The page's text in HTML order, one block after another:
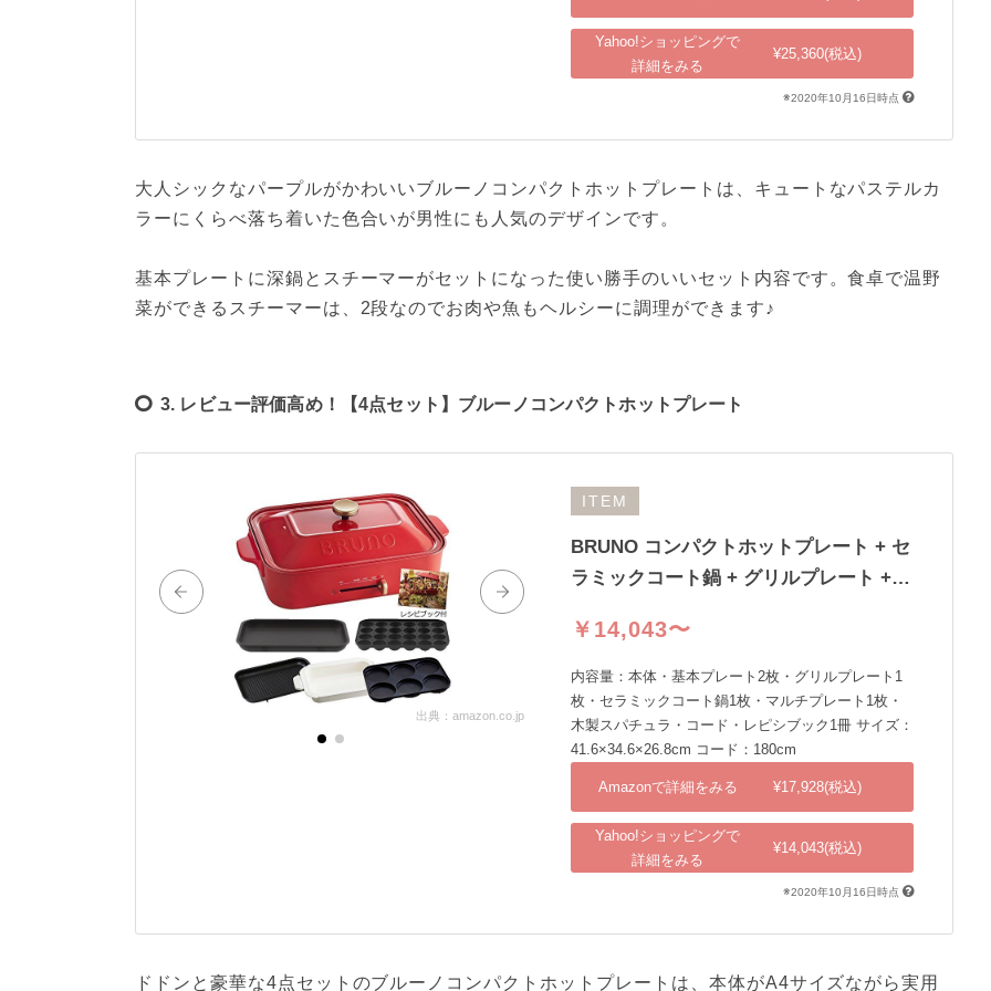
Yahoo!ショッピングで
詳細をみる
¥25,360(税込)
※2020年10月16日時点
大人シックなパープルがかわいいブルーノコンパクトホットプレートは、キュートなパステルカ
ラーにくらべ落ち着いた色合いが男性にも人気のデザインです。
基本プレートに深鍋とスチーマーがセットになった使い勝手のいいセット内容です。食卓で温野
菜ができるスチーマーは、2段なのでお肉や魚もヘルシーに調理ができます♪
3. レビュー評価高め！【4点セット】ブルーノコンパクトホットプレート
出典：amazon.co.jp 出典：shopping.yahoo.co.jp
ITEM
BRUNO コンパクトホットプレート + セ
ラミックコート鍋 + グリルプレート +
￥14,043〜
内容量：本体・基本プレート2枚・グリルプレート1
枚・セラミックコート鍋1枚・マルチプレート1枚・
木製スパチュラ・コード・レピシブック1冊 サイズ：
41.6×34.6×26.8cm コード：180cm
Amazonで詳細をみる ¥17,928(税込)
Yahoo!ショッピングで
詳細をみる
¥14,043(税込)
※2020年10月16日時点
ドドンと豪華な4点セットのブルーノコンパクトホットプレートは、本体がA4サイズながら実用